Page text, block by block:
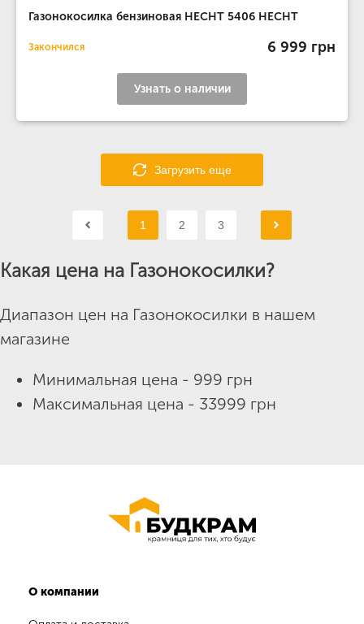
Газонокосилка бензиновая HECHT 5406 HECHT
Закончился 6 999 грн
Узнать о наличии
Загрузить еще
1 2 3
Какая цена на Газонокосилки?
Диапазон цен на Газонокосилки в нашем
магазине
Минимальная цена - 999 грн
Максимальная цена - 33999 грн
О компании